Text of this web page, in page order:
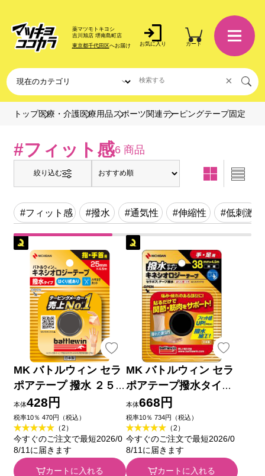
薬マツモトキヨシ
吉川旭店 堺南島町店
東京都千代田区へお届け お気に入り カート
×
トップ医療・介護 医療用品スポーツ関連テーピングテープ固定
#フィット感6 商品
絞り込む
#フィット感 #撥水 #通気性 #伸縮性 #低刺激
MK バトルウィン セラ
ポアテープ 撥水 ２５
ｍｍ幅 ２５ＭＭＸ４．
５Ｍ ニチバン
本体428円
税率10％ 470円（税込）
（2）
今すぐのご注文で最短2026/0
8/11に届きます
カートに入れる
MK バトルウィン セラ
ポアテープ撥水タイプ
３８ｍｍ幅 ３８ＭＭＸ
４．５Ｍ ニチバン
本体668円
税率10％ 734円（税込）
（2）
今すぐのご注文で最短2026/0
8/11に届きます
カートに入れる